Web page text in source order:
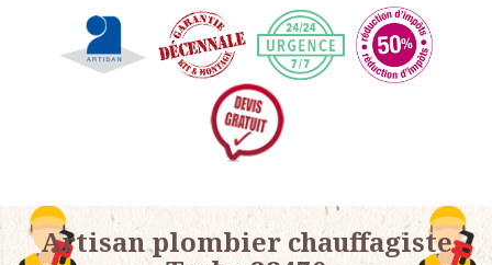
Artisan plombier chauffagiste